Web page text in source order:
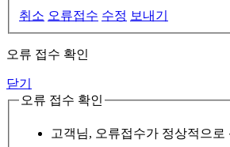
취소 오류접수 수정 보내기
오류 접수 확인
닫기
오류 접수 확인
고객님, 오류접수가 정상적으로